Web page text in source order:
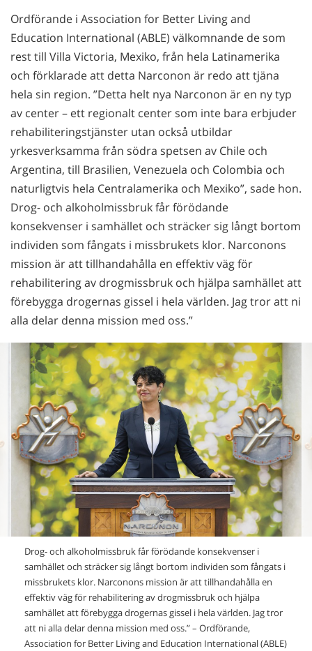
Ordförande i Association for Better Living and
Education International (ABLE) välkomnande de som
rest till Villa Victoria, Mexiko, från hela Latinamerika
och förklarade att detta Narconon är redo att tjäna
hela sin region. ”Detta helt nya Narconon är en ny typ
av center – ett regionalt center som inte bara erbjuder
rehabiliteringstjänster utan också utbildar
yrkesverksamma från södra spetsen av Chile och
Argentina, till Brasilien, Venezuela och Colombia och
naturligtvis hela Centralamerika och Mexiko”, sade hon.
Drog- och alkoholmissbruk får förödande
konsekvenser i samhället och sträcker sig långt bortom
individen som fångats i missbrukets klor. Narconons
mission är att tillhandahålla en effektiv väg för
rehabilitering av drogmissbruk och hjälpa samhället att
förebygga drogernas gissel i hela världen. Jag tror att ni
alla delar denna mission med oss.”
Drog- och alkoholmissbruk får förödande konsekvenser i
samhället och sträcker sig långt bortom individen som fångats i
missbrukets klor. Narconons mission är att tillhandahålla en
effektiv väg för rehabilitering av drogmissbruk och hjälpa
samhället att förebygga drogernas gissel i hela världen. Jag tror
att ni alla delar denna mission med oss.” – Ordförande,
Association for Better Living and Education International (ABLE)